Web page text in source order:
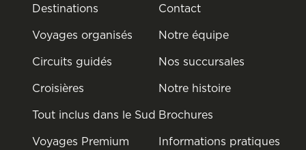
Destinations
Voyages organisés
Circuits guidés
Croisières
Tout inclus dans le Sud
Voyages Premium
Contact
Notre équipe
Nos succursales
Notre histoire
Brochures
Informations pratiques